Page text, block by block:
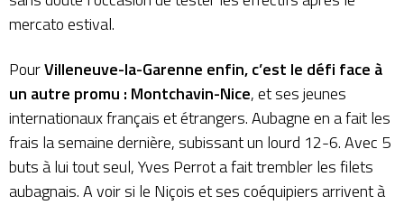
mercato estival.
PourVilleneuve-la-Garenne enfin, c’est le défi face à
un autre promu : Montchavin-Nice, et ses jeunes
internationaux français et étrangers. Aubagne en a fait les
frais la semaine dernière, subissant un lourd 12-6. Avec 5
buts à lui tout seul, Yves Perrot a fait trembler les filets
aubagnais. A voir si le Niçois et ses coéquipiers arrivent à